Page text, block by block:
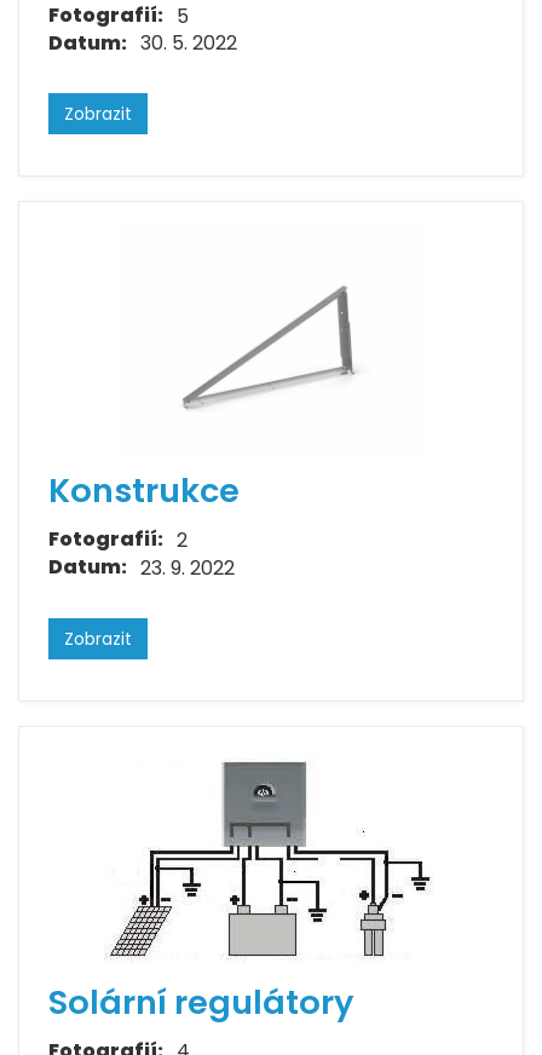
Fotografií: 5
Datum: 30. 5. 2022
Zobrazit
Konstrukce
Fotografií: 2
Datum: 23. 9. 2022
Zobrazit
Solární regulátory